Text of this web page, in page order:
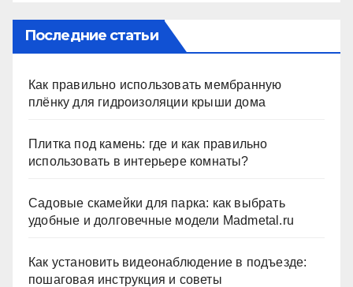
Последние статьи
Как правильно использовать мембранную
плёнку для гидроизоляции крыши дома
Плитка под камень: где и как правильно
использовать в интерьере комнаты?
Садовые скамейки для парка: как выбрать
удобные и долговечные модели Madmetal.ru
Как установить видеонаблюдение в подъезде:
пошаговая инструкция и советы